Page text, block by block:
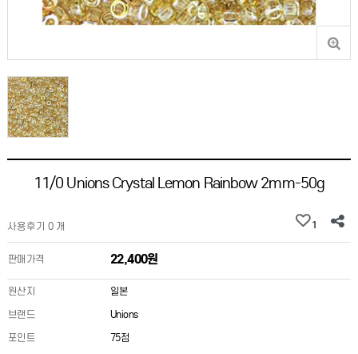
11/0 Unions Crystal Lemon Rainbow 2mm-50g
사용후기 0 개 1
판매가격 22,400원
원산지
일본
브랜드
Unions
포인트
75점